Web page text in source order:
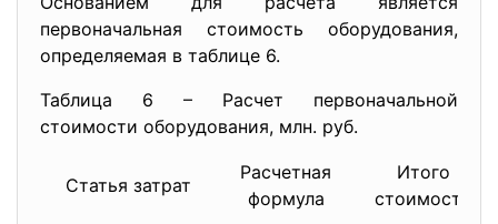
первоначальная стоимость оборудования,
определяемая в таблице 6.
Таблица 6 – Расчет первоначальной
стоимости оборудования, млн. руб.
Статья затрат
Расчетная
формула
Итого
стоимость